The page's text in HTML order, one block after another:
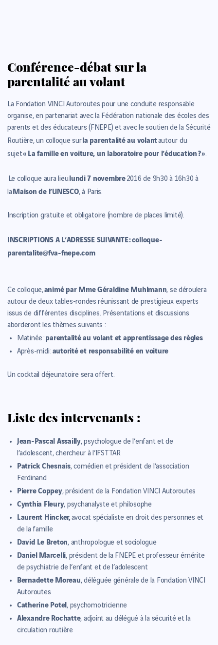
Conférence-débat sur la
parentalité au volant
La Fondation VINCI Autoroutes pour une conduite responsable
organise, en partenariat avec la Fédération nationale des écoles des
parents et des éducateurs (FNEPE) et avec le soutien de la Sécurité
Routière, un colloque surla parentalité au volantautour du
sujet« La famille en voiture, un laboratoire pour l’éducation ? ».
Le colloque aura lieulundi 7 novembre2016 de 9h30 à 16h30 à
laMaison de l’UNESCO, à Paris.
Inscription gratuite et obligatoire (nombre de places limité).
INSCRIPTIONS A L’ADRESSE SUIVANTE :colloque-
parentalite@fva-fnepe.com
Ce colloque,animé par Mme Géraldine Muhlmann, se déroulera
autour de deux tables-rondes réunissant de prestigieux experts
issus de différentes disciplines. Présentations et discussions
aborderont les thèmes suivants :
Matinée :parentalité au volant et apprentissage des règles
Après-midi :autorité et responsabilité en voiture
Un cocktail déjeunatoire sera offert.
Liste des intervenants :
Jean-Pascal Assailly, psychologue de l’enfant et de
l’adolescent, chercheur à l’IFSTTAR
Patrick Chesnais, comédien et président de l’association
Ferdinand
Pierre Coppey, président de la Fondation VINCI Autoroutes
Cynthia Fleury, psychanalyste et philosophe
Laurent Hincker,avocat spécialiste en droit des personnes et
de la famille
David Le Breton, anthropologue et sociologue
Daniel Marcelli, président de la FNEPE et professeur émérite
de psychiatrie de l’enfant et de l’adolescent
Bernadette Moreau, déléguée générale de la Fondation VINCI
Autoroutes
Catherine Potel, psychomotricienne
Alexandre Rochatte, adjoint au délégué à la sécurité et la
circulation routière